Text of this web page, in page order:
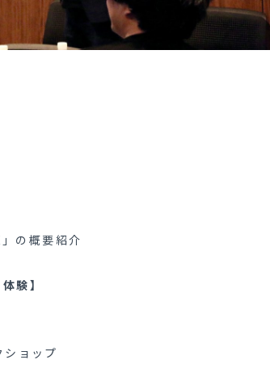
の概要紹介
験】
ョップ